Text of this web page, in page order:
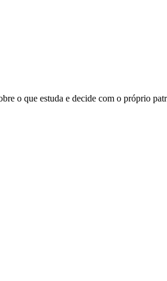
o que estuda e decide com o próprio